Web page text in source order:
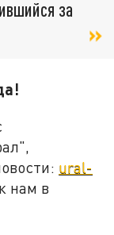
за
ural-
нам в